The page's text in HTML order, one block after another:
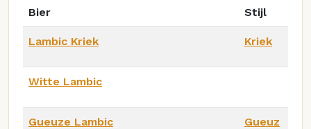
Bier Stijl
Lambic Kriek Kriek
Witte Lambic
Gueuze Lambic
Gueuz